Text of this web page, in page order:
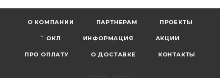
О КОМПАНИИ ПАРТНЕРАМ ПРОЕКТЫ
ОКЛ ИНФОРМАЦИЯ АКЦИИ
ПРО ОПЛАТУ О ДОСТАВКЕ КОНТАКТЫ